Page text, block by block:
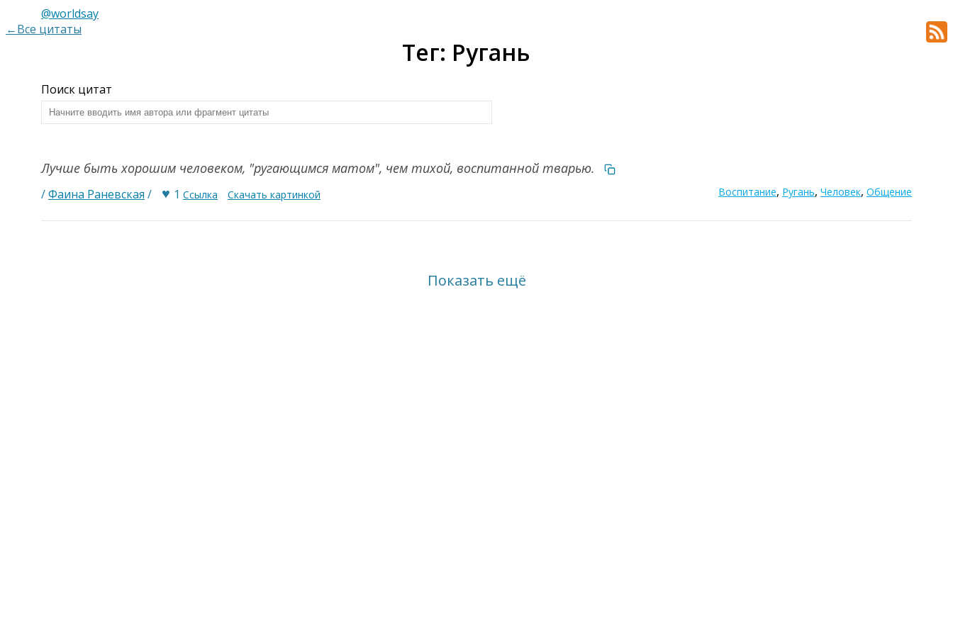
@worldsay
←Все цитаты
Тег: Ругань
Поиск цитат
Лучше быть хорошим человеком, "ругающимся матом", чем тихой, воспитанной тварью.
/Фаина Раневская / ♥ 1 Ссылка Скачать картинкой Воспитание, Ругань, Человек, Общение
Показать ещё